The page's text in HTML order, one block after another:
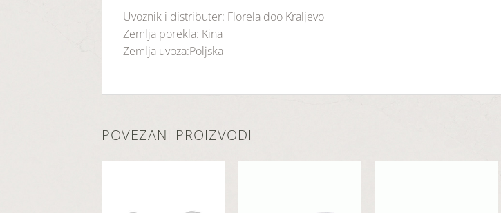
Uvoznik i distributer: Florela doo Kraljevo
Zemlja porekla: Kina
Zemlja uvoza:Poljska
POVEZANI PROIZVODI